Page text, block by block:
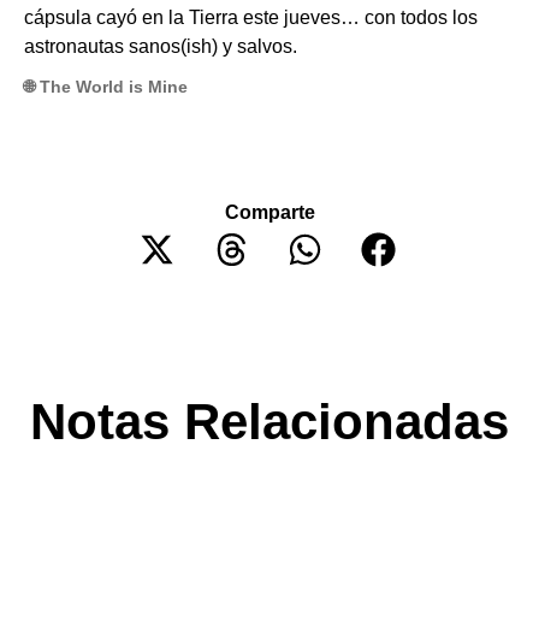
cápsula cayó en la Tierra este jueves… con todos los
astronautas sanos(ish) y salvos.
🌐 The World is Mine
Comparte
Notas Relacionadas